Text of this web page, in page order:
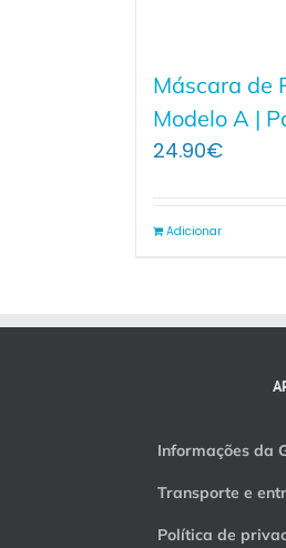
Máscara de
Modelo A |
24.90€
Adicionar
Informações da
Transporte e
Política de